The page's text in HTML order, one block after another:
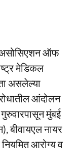
असोसिएशन ऑफ
मेडिकल
असलेल्या
आंदोलन
मुंबई
बीवायएल नायर
आरोग्य व